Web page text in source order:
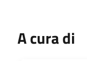
A cura di